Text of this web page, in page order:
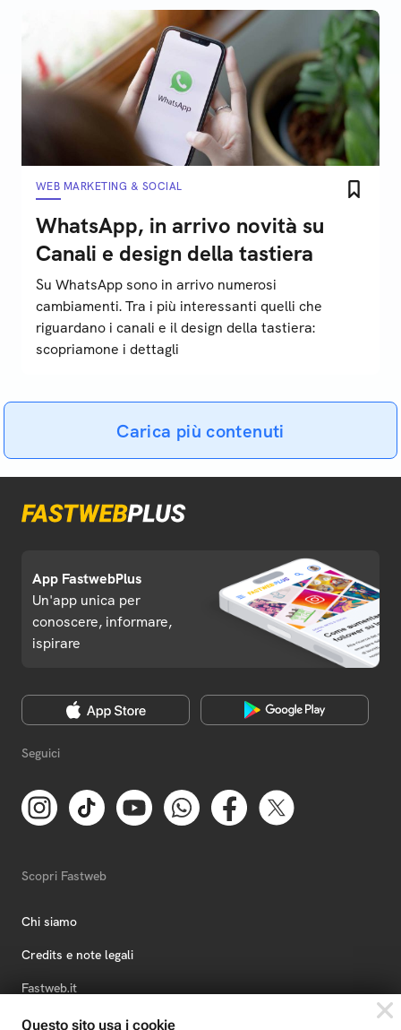
WEB MARKETING & SOCIAL
WhatsApp, in arrivo novità su
Canali e design della tastiera
Su WhatsApp sono in arrivo numerosi
cambiamenti. Tra i più interessanti quelli che
riguardano i canali e il design della tastiera:
scopriamone i dettagli
Carica più contenuti
App FastwebPlus
Un'app unica per
conoscere, informare,
ispirare
Seguici
Scopri Fastweb
Chi siamo
Credits e note legali
Fastweb.it
Formazione